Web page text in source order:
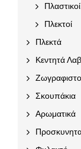
Πλαστικοί
Πλεκτοί
Πλεκτά
Κεντητά
Σκουπάκια
Αρωματικά